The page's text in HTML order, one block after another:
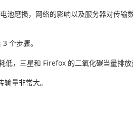
磨损，网络的影响以及服务器对传输数
个步骤。
，三星和 Firefox 的二氧化碳当量排放
量非常大。